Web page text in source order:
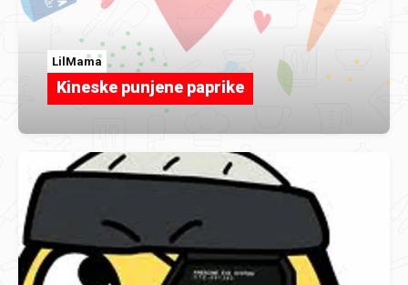
LilMama
Kineske punjene paprike